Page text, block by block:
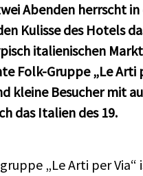
Abenden herrscht in
Kulisse des Hotels
italienischen
Folk-Gruppe „Le Arti
kleine Besucher mit
das Italien des 19.
„Le Arti per Via“